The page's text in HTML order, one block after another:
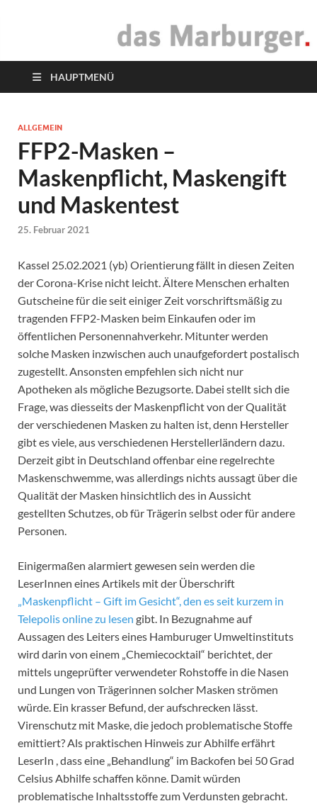
das Marburger.
HAUPTMENÜ
ALLGEMEIN
FFP2-Masken –
Maskenpflicht, Maskengift
und Maskentest
25. Februar 2021
Kassel 25.02.2021 (yb) Orientierung fällt in diesen Zeiten
der Corona-Krise nicht leicht. Ältere Menschen erhalten
Gutscheine für die seit einiger Zeit vorschriftsmäßig zu
tragenden FFP2-Masken beim Einkaufen oder im
öffentlichen Personennahverkehr. Mitunter werden
solche Masken inzwischen auch unaufgefordert postalisch
zugestellt. Ansonsten empfehlen sich nicht nur
Apotheken als mögliche Bezugsorte. Dabei stellt sich die
Frage, was diesseits der Maskenpflicht von der Qualität
der verschiedenen Masken zu halten ist, denn Hersteller
gibt es viele, aus verschiedenen Herstellerländern dazu.
Derzeit gibt in Deutschland offenbar eine regelrechte
Maskenschwemme, was allerdings nichts aussagt über die
Qualität der Masken hinsichtlich des in Aussicht
gestellten Schutzes, ob für Trägerin selbst oder für andere
Personen.
Einigermaßen alarmiert gewesen sein werden die
LeserInnen eines Artikels mit der Überschrift
„Maskenpflicht – Gift im Gesicht“, den es seit kurzem in
Telepolis online zu lesen gibt. In Bezugnahme auf
Aussagen des Leiters eines Hamburuger Umweltinstituts
wird darin von einem „Chemiecocktail“ berichtet, der
mittels ungeprüfter verwendeter Rohstoffe in die Nasen
und Lungen von Trägerinnen solcher Masken strömen
würde. Ein krasser Befund, der aufschrecken lässt.
Virenschutz mit Maske, die jedoch problematische Stoffe
emittiert? Als praktischen Hinweis zur Abhilfe erfährt
LeserIn , dass eine „Behandlung“ im Backofen bei 50 Grad
Celsius Abhilfe schaffen könne. Damit würden
problematische Inhaltsstoffe zum Verdunsten gebracht.